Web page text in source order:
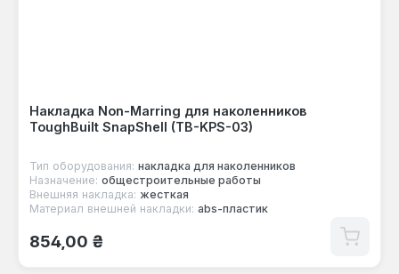
Накладка Non-Marring для наколенников
ToughBuilt SnapShell (TB-KPS-03)
Тип оборудования: накладка для наколенников
Назначение: общестроительные работы
Внешняя накладка: жесткая
Материал внешней накладки: abs-пластик
Обычная цена:
854,00 ₴